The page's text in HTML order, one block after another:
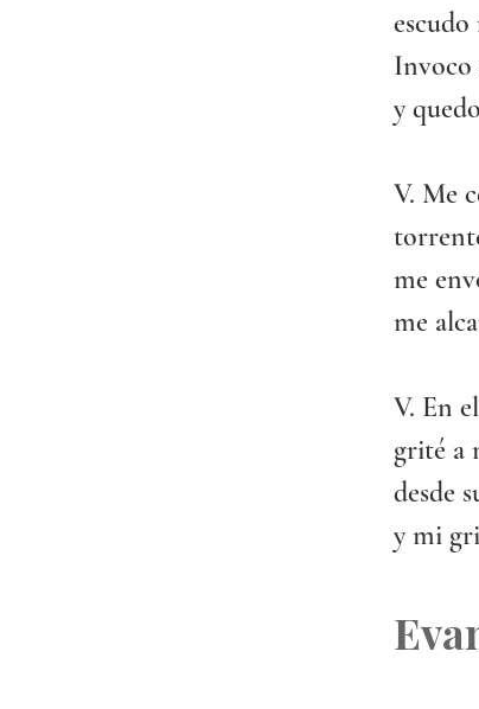
Invoco
y
V. Me
me
me
V. En
grité a
desde
y mi